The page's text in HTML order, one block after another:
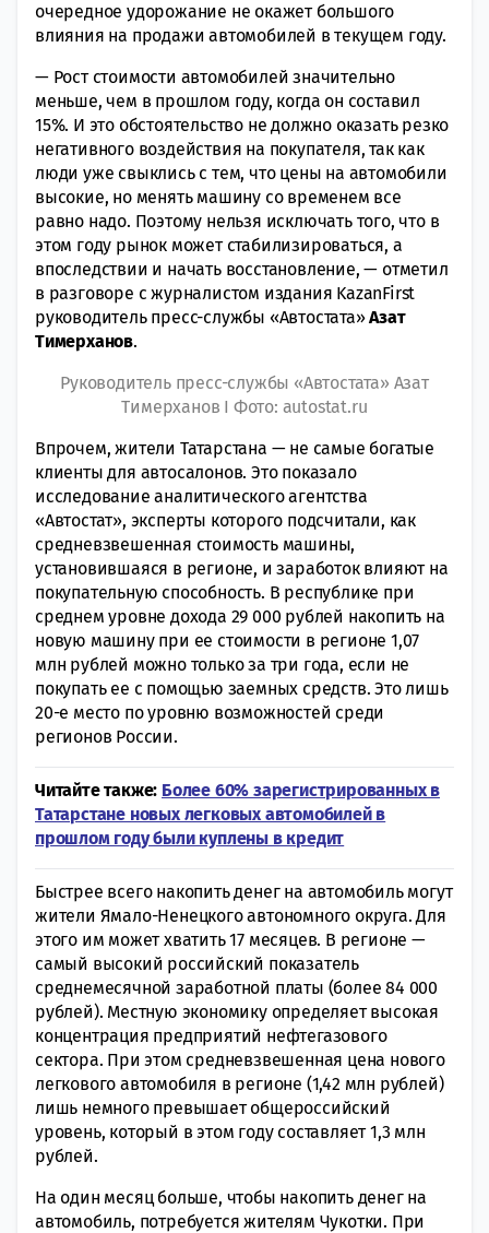
очередное удорожание не окажет большого
влияния на продажи автомобилей в текущем году.
— Рост стоимости автомобилей значительно
меньше, чем в прошлом году, когда он составил
15%. И это обстоятельство не должно оказать резко
негативного воздействия на покупателя, так как
люди уже свыклись с тем, что цены на автомобили
высокие, но менять машину со временем все
равно надо. Поэтому нельзя исключать того, что в
этом году рынок может стабилизироваться, а
впоследствии и начать восстановление, — отметил
в разговоре с журналистом издания KazanFirst
руководитель пресс-службы «Автостата»Азат
Тимерханов.
Руководитель пресс-службы «Автостата» Азат
Тимерханов Ι Фото: autostat.ru
Впрочем, жители Татарстана — не самые богатые
клиенты для автосалонов. Это показало
исследование аналитического агентства
«Автостат», эксперты которого подсчитали, как
средневзвешенная стоимость машины,
установившаяся в регионе, и заработок влияют на
покупательную способность. В республике при
среднем уровне дохода 29 000 рублей накопить на
новую машину при ее стоимости в регионе 1,07
млн рублей можно только за три года, если не
покупать ее с помощью заемных средств. Это лишь
20-е место по уровню возможностей среди
регионов России.
Читайте также: Более 60% зарегистрированных в
Татарстане новых легковых автомобилей в
прошлом году были куплены в кредит
Быстрее всего накопить денег на автомобиль могут
жители Ямало-Ненецкого автономного округа. Для
этого им может хватить 17 месяцев. В регионе —
самый высокий российский показатель
среднемесячной заработной платы (более 84 000
рублей). Местную экономику определяет высокая
концентрация предприятий нефтегазового
сектора. При этом средневзвешенная цена нового
легкового автомобиля в регионе (1,42 млн рублей)
лишь немного превышает общероссийский
уровень, который в этом году составляет 1,3 млн
рублей.
На один месяц больше, чтобы накопить денег на
автомобиль, потребуется жителям Чукотки. При